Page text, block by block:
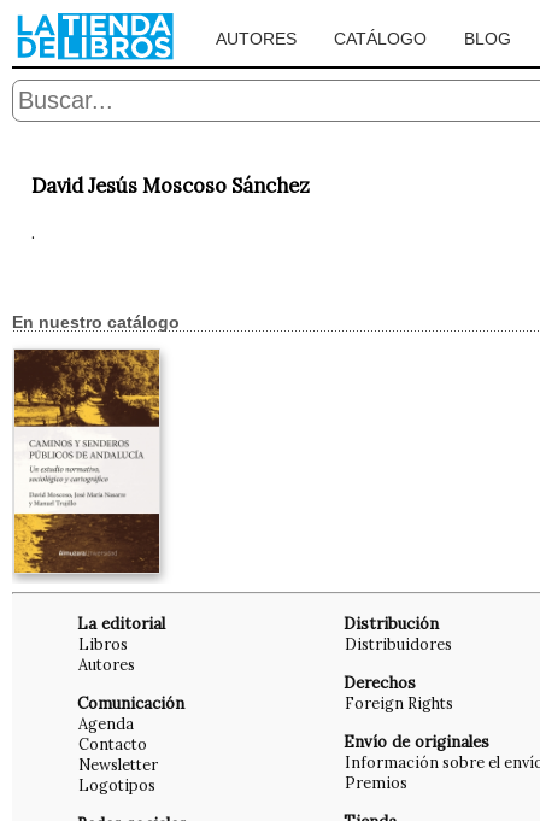
AUTORES CATÁLOGO BLOG
David Jesús Moscoso Sánchez
.
En nuestro catálogo
La editorial
Libros
Autores
Comunicación
Agenda
Contacto
Newsletter
Logotipos
Distribución
Distribuidores
Derechos
Foreign Rights
Envío de originales
Información sobre el
Premios